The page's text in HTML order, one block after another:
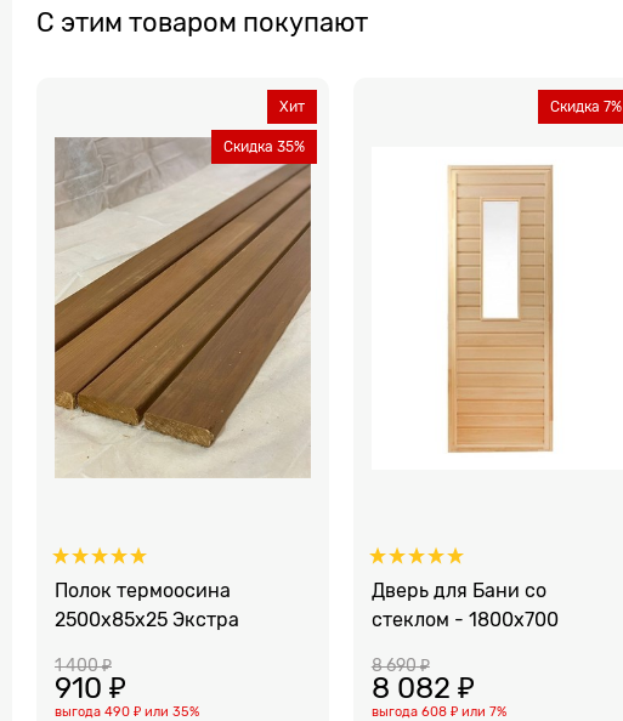
С этим товаром покупают
Полок термоосина
2500x85x25 Экстра
Хит
Скидка 35%
1 400 ₽
910 ₽
выгода 490 ₽ или 35%
Дверь для Бани со
стеклом - 1800х700
Скидка 7%
8 690 ₽
8 082 ₽
выгода 608 ₽или 7%